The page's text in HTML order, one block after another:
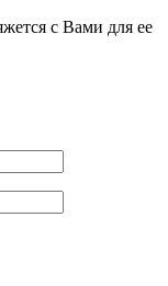
с Вами для ее